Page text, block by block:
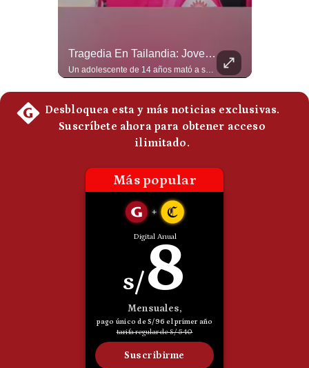
Tragedia En Tailandia: Joven De 14 Años Ataca A Su Familia Y Colegio | Gestión Mundo
Un adolescente de 14 años mató a sus abuelos y luego atacó su colegio de secundaria en Tailandia, dejando cinco fallecidos adicionales y más de 30 heridos antes de quitarse la vida. Según las autoridades y el primer ministro Anutin Charnvirakul, el hecho habría sido motivado por estrés académico extremo. El suceso reabre el debate sobre la alta posesión de armas de fuego en el país asiático. #Tailandia #Noticias #UltimaHora #NoticiasInternacionales #Shorts 👉 Suscríbete y activa la campana para no perderte nuestro análisis diario. 🌎 Síguenos en nuestras redes sociales: 📌 Web oficial: https://gestion.pe/mundo/ 📌 LinkedIn: http://bit.ly/3HYIET0 📌 X (Twitter): http://bit.ly/4noZtX9 📌 TikTok: http://bit.ly/4evB6TO